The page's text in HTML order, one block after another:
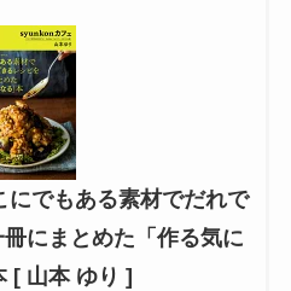
でもある素材でだれで
にまとめた「作る気に
[ 山本 ゆり ]